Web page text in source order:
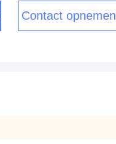
Contact opnemen